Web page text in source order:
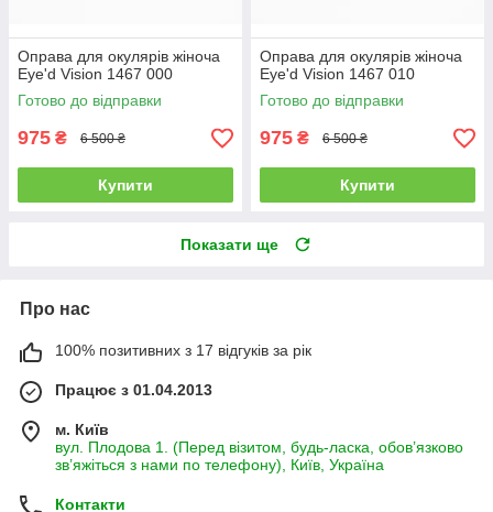
Оправа для окулярів жіноча
Eye'd Vision 1467 000
Готово до відправки
975 ₴ 6 500 ₴
Купити
Оправа для окулярів жіноча
Eye'd Vision 1467 010
Готово до відправки
975 ₴ 6 500 ₴
Купити
Показати ще
Про нас
100% позитивних з 17 відгуків за рік
Працює з 01.04.2013
м. Київ
вул. Плодова 1. (Перед візитом, будь-ласка, обов’язково
зв’яжіться з нами по телефону), Київ, Україна
Контакти